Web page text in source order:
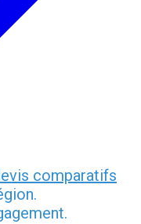
comparatifs